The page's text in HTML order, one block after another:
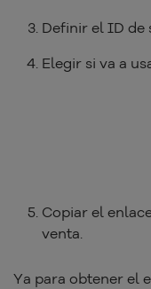
Definir el ID de
Elegir si va a
Copiar el
venta.
Ya para obtener el